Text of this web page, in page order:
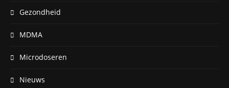
Gezondheid
MDMA
Microdoseren
Nieuws